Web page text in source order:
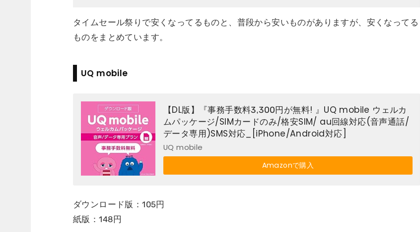
タイムセール祭りで安くなってるものと、普段から安いものがありますが、安くなってる
ものをまとめています。
UQ mobile
【DL版】『事務手数料3,300円が無料! 』UQ mobile ウェルカ
ムパッケージ/SIMカードのみ/格安SIM/ au回線対応(音声通話/
データ専用)SMS対応_[iPhone/Android対応]
UQ mobile
Amazonで購入
ダウンロード版：105円
紙版：148円